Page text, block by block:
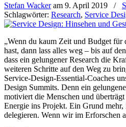
Stefan Wackeram 9. April 2019 /
Schlagwörter: Research, Service
„Wenn du kaum Zeit und Budget für
hast, dann lass alles weg – bis auf
dass ein gelungener Research die
weiteren Schritte auf den Weg zu
Service-Design-Essential-Coaches
Design Summits. Denn ein
motiviert die Menschen und überträgt
Energie ins Projekt. Ein Grund
delegieren. Wenn wir im Erforschen